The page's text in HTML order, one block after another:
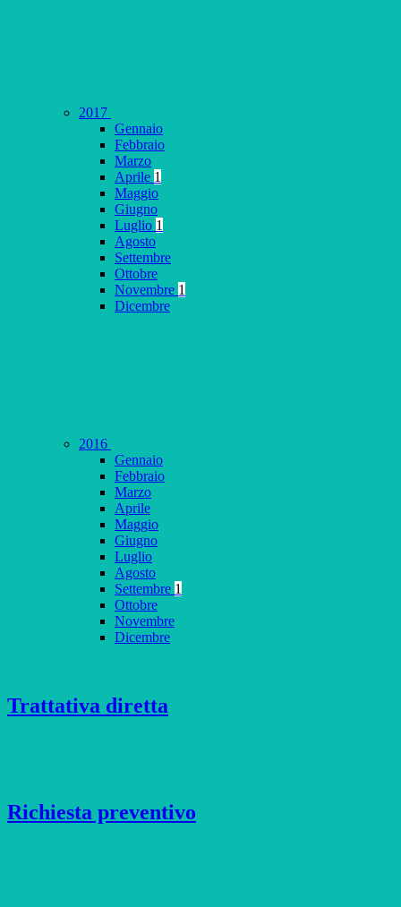
2017
Gennaio
Febbraio
Marzo
Aprile 1
Maggio
Giugno
Luglio 1
Agosto
Settembre
Ottobre
Novembre 1
Dicembre
2016
Gennaio
Febbraio
Marzo
Aprile
Maggio
Giugno
Luglio
Agosto
Settembre 1
Ottobre
Novembre
Dicembre
Trattativa diretta
Richiesta preventivo